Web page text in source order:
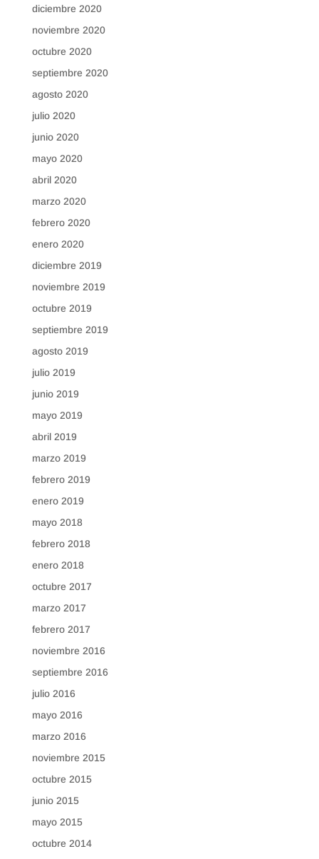
diciembre 2020
noviembre 2020
octubre 2020
septiembre 2020
agosto 2020
julio 2020
junio 2020
mayo 2020
abril 2020
marzo 2020
febrero 2020
enero 2020
diciembre 2019
noviembre 2019
octubre 2019
septiembre 2019
agosto 2019
julio 2019
junio 2019
mayo 2019
abril 2019
marzo 2019
febrero 2019
enero 2019
mayo 2018
febrero 2018
enero 2018
octubre 2017
marzo 2017
febrero 2017
noviembre 2016
septiembre 2016
julio 2016
mayo 2016
marzo 2016
noviembre 2015
octubre 2015
junio 2015
mayo 2015
octubre 2014